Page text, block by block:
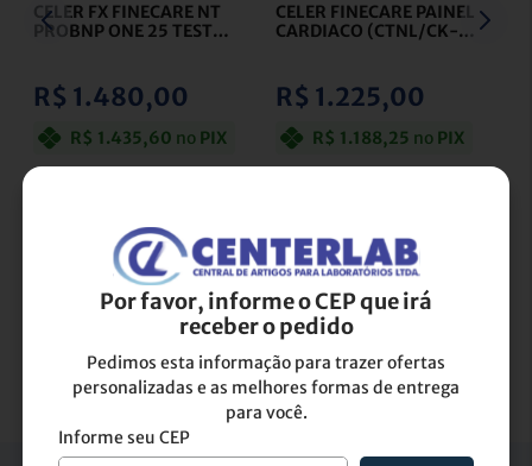
Por favor, informe o CEP que irá
receber o pedido
Pedimos esta informação para trazer ofertas
personalizadas e as melhores formas de entrega
para você.
CELER FX FINECARE NT
PROBNP ONE 25 TESTES
R$ 1.480,00
R$ 1.435,60 no PIX
Ver detalhes
CELER FINECARE PAINEL
CARDIACO (CTNL/CK-
R$ 1.225,00
R$ 1.188,25 no PIX
Ver mais Produtos